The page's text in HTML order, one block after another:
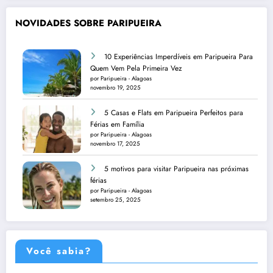
NOVIDADES SOBRE PARIPUEIRA
10 Experiências Imperdíveis em Paripueira Para
Quem Vem Pela Primeira Vez
por Paripueira - Alagoas
novembro 19, 2025
5 Casas e Flats em Paripueira Perfeitos para
Férias em Família
por Paripueira - Alagoas
novembro 17, 2025
5 motivos para visitar Paripueira nas próximas
férias
por Paripueira - Alagoas
setembro 25, 2025
Você sabia?